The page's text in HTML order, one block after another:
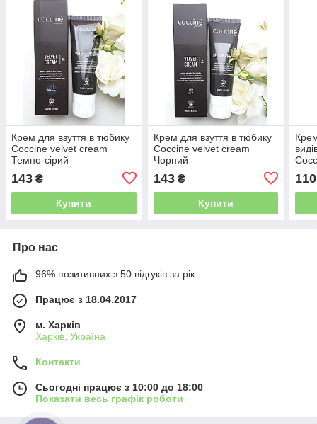
Крем для взуття в тюбику
Coccine velvet cream
Темно-сірий
143 ₴
Купити
Крем для взуття в тюбику
Coccine velvet cream
Чорний
143₴
Купити
110
Про нас
96% позитивних з 50 відгуків за рік
Працює з 18.04.2017
м. Харків
Харків, Україна
Контакти
Сьогодні працює з 10:00 до 18:00
Показати весь графік роботи